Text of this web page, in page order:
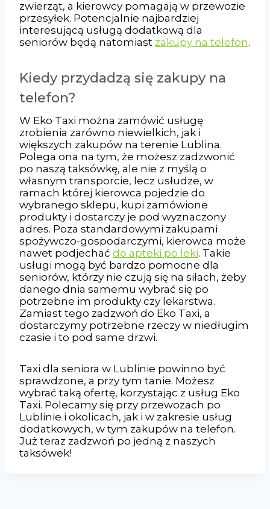
zwierząt, a kierowcy pomagają w przewozie
przesyłek. Potencjalnie najbardziej
interesującą usługą dodatkową dla
seniorów będą natomiast zakupy na telefon.
Kiedy przydadzą się zakupy na
telefon?
W Eko Taxi można zamówić usługę
zrobienia zarówno niewielkich, jak i
większych zakupów na terenie Lublina.
Polega ona na tym, że możesz zadzwonić
po naszą taksówkę, ale nie z myślą o
własnym transporcie, lecz usłudze, w
ramach której kierowca pojedzie do
wybranego sklepu, kupi zamówione
produkty i dostarczy je pod wyznaczony
adres. Poza standardowymi zakupami
spożywczo-gospodarczymi, kierowca może
nawet podjechać do apteki po leki. Takie
usługi mogą być bardzo pomocne dla
seniorów, którzy nie czują się na siłach, żeby
danego dnia samemu wybrać się po
potrzebne im produkty czy lekarstwa.
Zamiast tego zadzwoń do Eko Taxi, a
dostarczymy potrzebne rzeczy w niedługim
czasie i to pod same drzwi.
Taxi dla seniora w Lublinie powinno być
sprawdzone, a przy tym tanie. Możesz
wybrać taką ofertę, korzystając z usług Eko
Taxi. Polecamy się przy przewozach po
Lublinie i okolicach, jak i w zakresie usług
dodatkowych, w tym zakupów na telefon.
Już teraz zadzwoń po jedną z naszych
taksówek!